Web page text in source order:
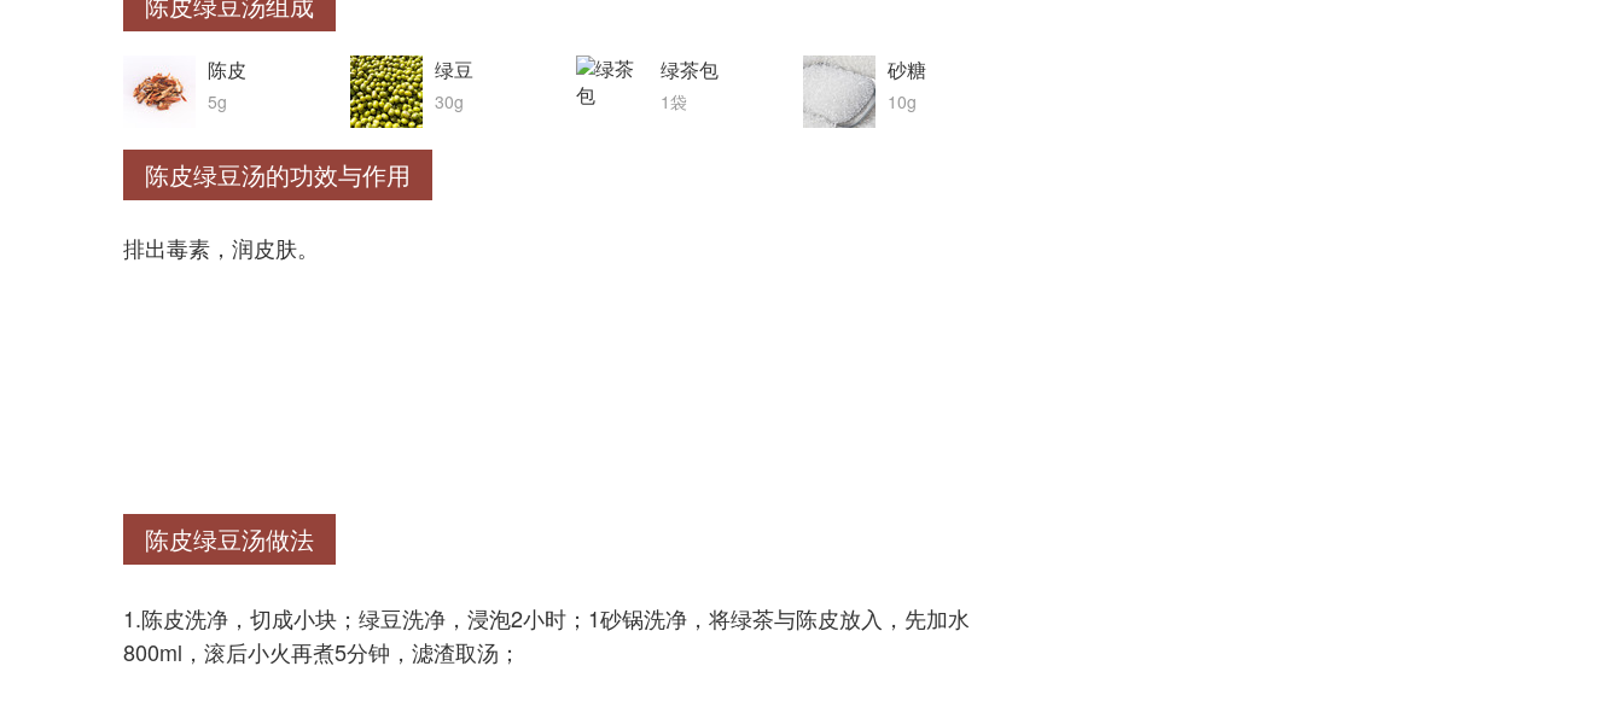
陈皮
5g
绿豆
30g
绿茶包
1袋
砂糖
10g
陈皮绿豆汤的功效与作用
排出毒素，润皮肤。
陈皮绿豆汤做法
1.陈皮洗净，切成小块；绿豆洗净，浸泡2小时；1砂锅洗净，将绿茶与陈皮放入，先加水
800ml，滚后小火再煮5分钟，滤渣取汤；